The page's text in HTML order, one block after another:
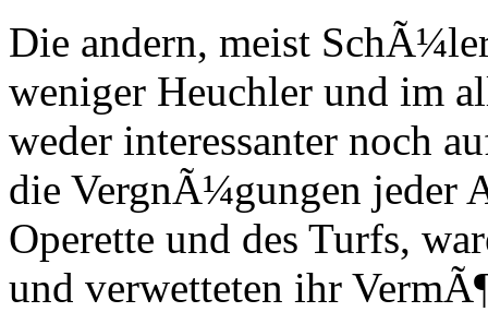
Die andern, meist
weniger Heuchler und im
weder interessanter noch
die VergnÃ¼gungen jeder
Operette und des Turfs,
und verwetteten ihr